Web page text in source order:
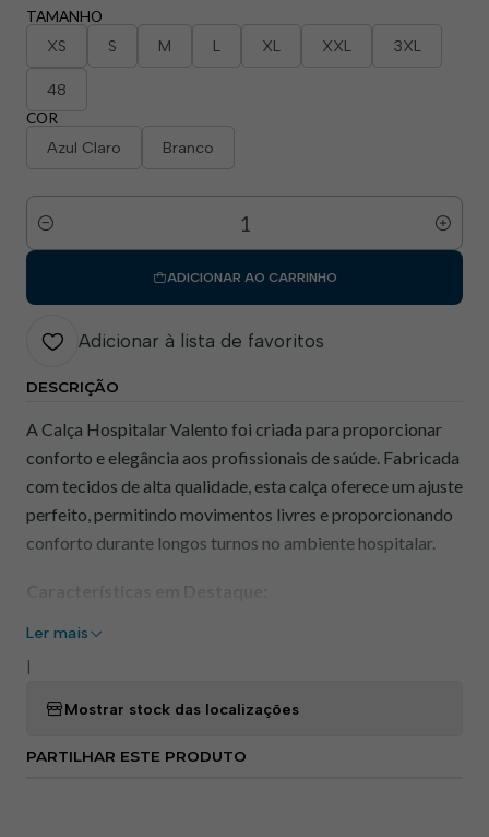
TAMANHO
XS S M L XL XXL 3XL
48
COR
Azul Claro Branco
Quantidade
ADICIONAR AO CARRINHO
Adicionar à lista de favoritos
DESCRIÇÃO
A Calça Hospitalar Valento foi criada para proporcionar
conforto e elegância aos profissionais de saúde. Fabricada
com tecidos de alta qualidade, esta calça oferece um ajuste
perfeito, permitindo movimentos livres e proporcionando
conforto durante longos turnos no ambiente hospitalar.
Conforto Premium:
Bolsos estrategicamente
colocados para armazenamento conveniente de
Ler mais
Mostrar stock das localizações
PARTILHAR ESTE PRODUTO